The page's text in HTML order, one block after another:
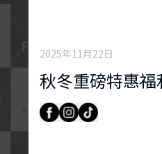
2025年11月22日
秋冬重磅特惠福